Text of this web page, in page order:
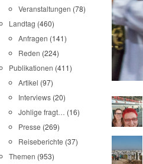
Veranstaltungen (78)
Landtag (460)
Anfragen (141)
Reden (224)
Publikationen (411)
Artikel (97)
Interviews (20)
Johlige fragt… (16)
Presse (269)
Reiseberichte (37)
Themen (953)